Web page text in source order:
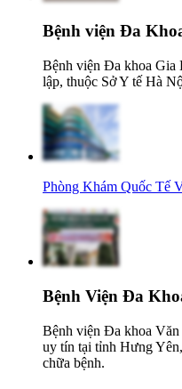
Bệnh viện Đa
Bệnh viện Đa khoa Gia
lập, thuộc Sở Y tế Hà
Phòng Khám Quốc Tế
Bệnh Viện Đa
Bệnh viện Đa khoa
uy tín tại tỉnh Hưng
chữa bệnh.